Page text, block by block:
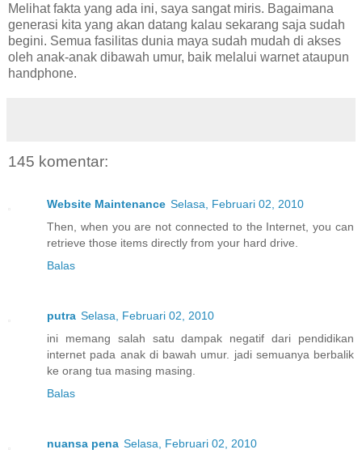
Melihat fakta yang ada ini, saya sangat miris. Bagaimana
generasi kita yang akan datang kalau sekarang saja sudah
begini. Semua fasilitas dunia maya sudah mudah di akses
oleh anak-anak dibawah umur, baik melalui warnet ataupun
handphone.
145 komentar:
Website Maintenance Selasa, Februari 02, 2010
Then, when you are not connected to the Internet, you can
retrieve those items directly from your hard drive.
Balas
putra Selasa, Februari 02, 2010
ini memang salah satu dampak negatif dari pendidikan
internet pada anak di bawah umur. jadi semuanya berbalik
ke orang tua masing masing.
Balas
nuansa pena Selasa, Februari 02, 2010